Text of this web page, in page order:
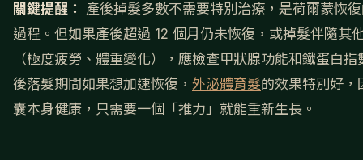
關鍵提醒：
產後掉髮多數不需要特別治療，是荷爾蒙恢
過程。但如果產後超過 12 個月仍未恢復，或掉髮伴隨其
（極度疲勞、體重變化），應檢查甲狀腺功能和鐵蛋白指
後落髮期間如果想加速恢復， 外泌體育髮的效果特別好，
囊本身健康，只需要一個「推力」就能重新生長。